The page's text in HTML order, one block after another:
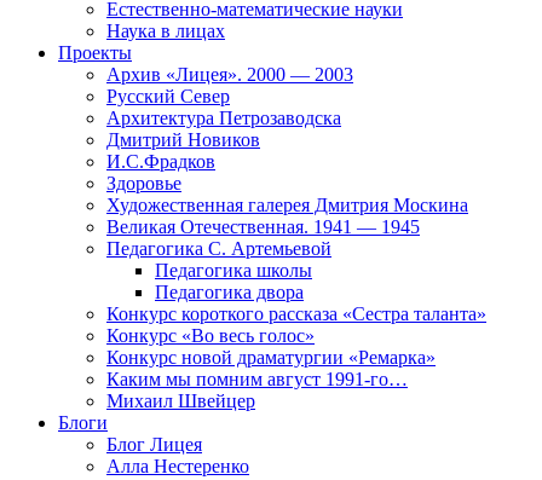
Естественно-математические науки
Наука в лицах
Проекты
Архив «Лицея». 2000 — 2003
Русский Север
Архитектура Петрозаводска
Дмитрий Новиков
И.С.Фрадков
Здоровье
Художественная галерея Дмитрия Москина
Великая Отечественная. 1941 — 1945
Педагогика С. Артемьевой
Педагогика школы
Педагогика двора
Конкурс короткого рассказа «Сестра таланта»
Конкурс «Во весь голос»
Конкурс новой драматургии «Ремарка»
Каким мы помним август 1991-го…
Михаил Швейцер
Блоги
Блог Лицея
Алла Нестеренко